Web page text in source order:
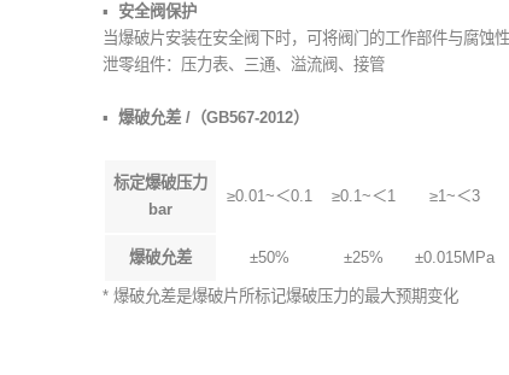
安全阀保护
当爆破片安装在安全阀下时，可将阀门的工作部件与腐蚀性
泄零组件：压力表、三通、溢流阀、接管
爆破允差 /（GB567-2012）
标定爆破压力
bar
≥0.01~＜0.1 ≥0.1~＜1 ≥1~＜3
爆破允差 ±50% ±25% ±0.015MPa
* 爆破允差是爆破片所标记爆破压力的最大预期变化